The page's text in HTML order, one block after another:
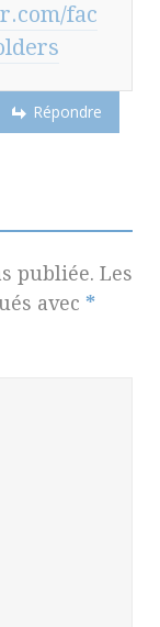
fac
Répondre
publiée. Les
avec *